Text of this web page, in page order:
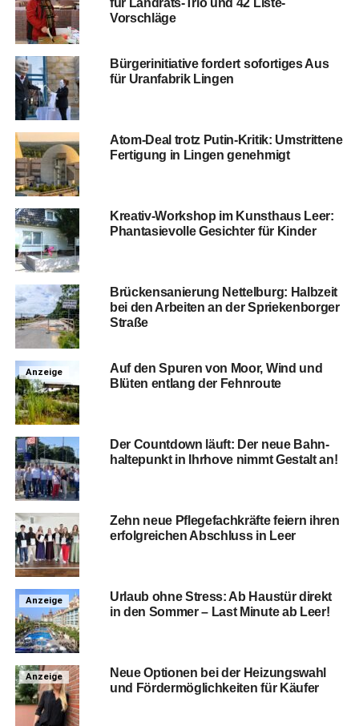
Vorschläge
Bür­ger­initia­ti­ve for­dert sofor­ti­ges Aus
für Uranfa­brik Lingen
Atom-Deal trotz Putin-Kri­tik: Umstrit­te­ne
Fer­ti­gung in Lin­gen genehmigt
Krea­tiv-Work­shop im Kunst­haus Leer:
Phan­ta­sie­vol­le Gesich­ter für Kinder
Brü­cken­sa­nie­rung Net­tel­burg: Halb­zeit
bei den Arbei­ten an der Sprie­ken­bor­ger
Straße
Anzeige
Auf den Spu­ren von Moor, Wind und
Blü­ten ent­lang der Fehnroute
Der Count­down läuft: Der neue Bahn­
hal­te­punkt in Ihr­ho­ve nimmt Gestalt an!
Zehn neue Pfle­ge­fach­kräf­te fei­ern ihren
erfolg­rei­chen Abschluss in Leer
Anzeige
Urlaub ohne Stress: Ab Haus­tür direkt
in den Som­mer – Last Minu­te ab Leer!
Anzeige
Neue Optio­nen bei der Hei­zungs­wahl
und För­der­mög­lich­kei­ten für Käufer